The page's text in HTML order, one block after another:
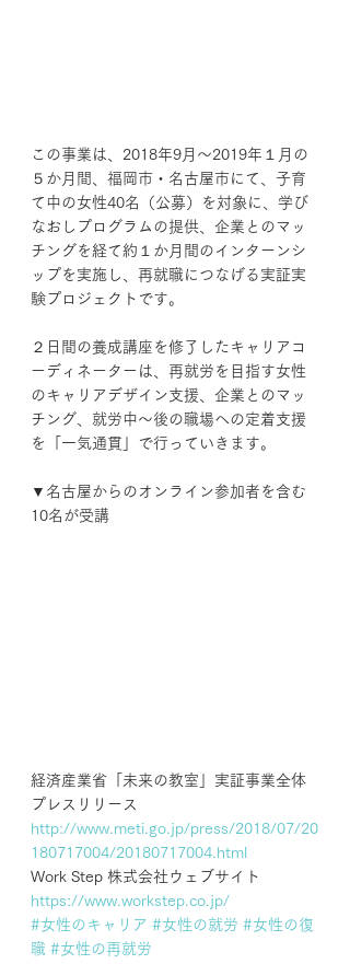
この事業は、2018年9月～2019年１月の
５か月間、福岡市・名古屋市にて、子育
て中の女性40名（公募）を対象に、学び
なおしプログラムの提供、企業とのマッ
チングを経て約１か月間のインターンシ
ップを実施し、再就職につなげる実証実
験プロジェクトです。
２日間の養成講座を修了したキャリアコ
ーディネーターは、再就労を目指す女性
のキャリアデザイン支援、企業とのマッ
チング、就労中～後の職場への定着支援
を「一気通貫」で行っていきます。
▼名古屋からのオンライン参加者を含む
10名が受講
経済産業省「未来の教室」実証事業全体
プレスリリース
http://www.meti.go.jp/press/2018/07/20
180717004/20180717004.html
Work Step 株式会社ウェブサイト
https://www.workstep.co.jp/
#女性のキャリア #女性の就労 #女性の復
職 #女性の再就労